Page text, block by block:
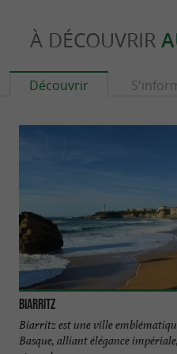
À DÉCOUVRIR
Découvrir
Biarritz
Biarritz est une ville
Basque, alliant élégance